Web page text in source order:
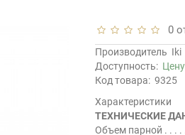
0
Производитель Iki
Доступность:
Код товара: 9325
Характеристики
ТЕХНИЧЕСКИЕ
Объем парной